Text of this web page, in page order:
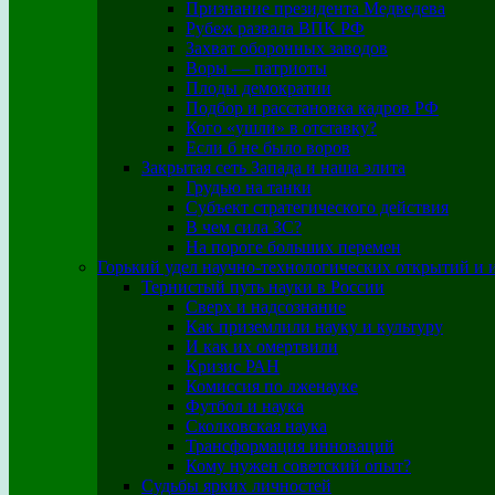
Признание президента Медведева
Рубеж развала ВПК РФ
Захват оборонных заводов
Воры — патриоты
Плоды демократии
Подбор и расстановка кадров РФ
Кого «ушли» в отставку?
Если б не было воров
Закрытая сеть Запада и наша элита
Грудью на танки
Субъект стратегического действия
В чем сила ЗС?
На пороге больших перемен
Горький удел научно-технологических открытий и
Тернистый путь науки в России
Сверх и надсознание
Как приземлили науку и культуру
И как их омертвили
Кризис РАН
Комиссия по лженауке
Футбол и наука
Сколковская наука
Трансформация инноваций
Кому нужен советский опыт?
Судьбы ярких личностей